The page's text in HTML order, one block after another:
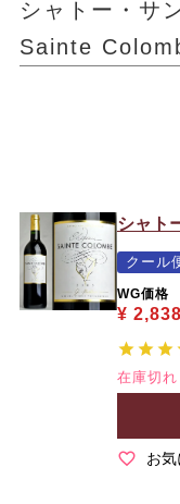
シャトー・サ
Sainte
シャト
クール
WG価格
¥ 2,838
在庫切れ
お